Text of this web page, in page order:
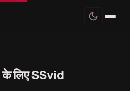
के लिए SSvid